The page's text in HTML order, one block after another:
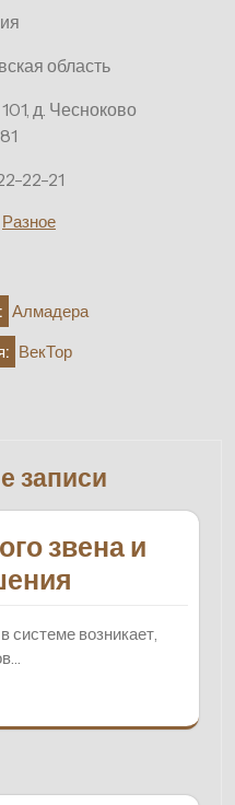
область
д. Чесноково
22-21
Разное
Алмадера
ВекТор
записи
звена и
возникает,